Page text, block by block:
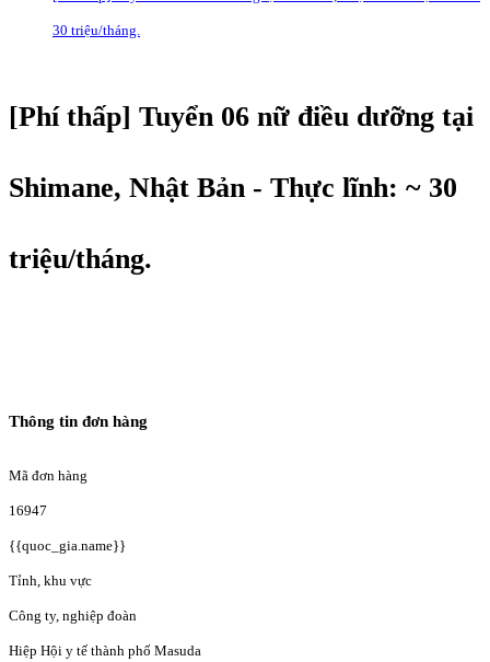
30 triệu/tháng.
[Phí thấp] Tuyển 06 nữ điều dưỡng tại
Shimane, Nhật Bản - Thực lĩnh: ~ 30
triệu/tháng.
Thông tin đơn hàng
Mã đơn hàng
16947
{{quoc_gia.name}}
Tỉnh, khu vực
Công ty, nghiệp đoàn
Hiệp Hội y tế thành phố Masuda